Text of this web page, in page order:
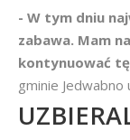
- W tym dniu
zabawa. Mam
kontynuować
gminie Jedwabno